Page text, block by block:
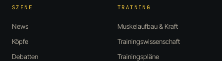
SZENE
News
Köpfe
Debatten
TRAINING
Muskelaufbau & Kraft
Trainingswissenschaft
Trainingspläne